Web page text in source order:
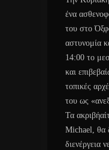
ένα
του στο
αστυνομία
14:00 το
και
τοπικές
του ως
Τα
Michael, θα
διενέργεια